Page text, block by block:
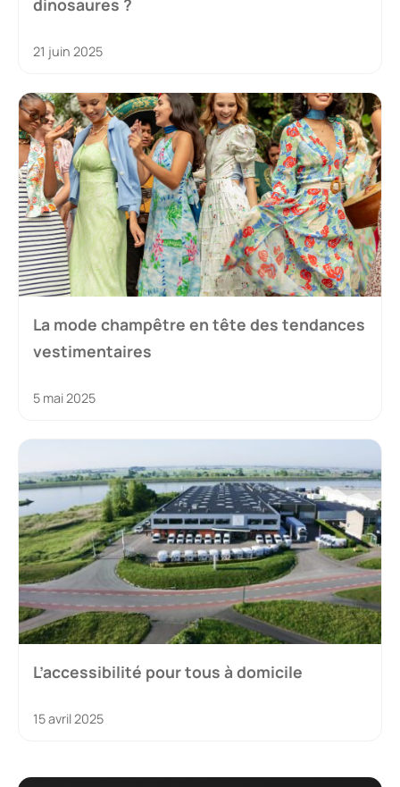
dinosaures ?
21 juin 2025
La mode champêtre en tête des tendances
vestimentaires
5 mai 2025
L’accessibilité pour tous à domicile
15 avril 2025